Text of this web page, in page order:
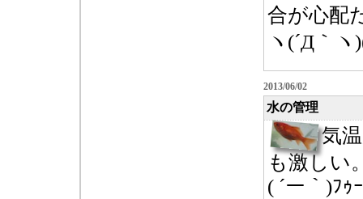
合が心配
ヽ(´Д｀
2013/06/02
水の管理
気
も激しい
( ´ー｀)ﾌｩ